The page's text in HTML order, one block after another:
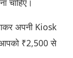
अपनी Kiosk
₹2,500 से